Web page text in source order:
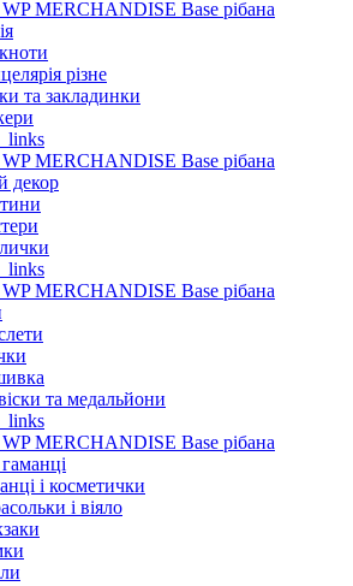
різне
та закладинки
декор
та медальйони
і косметички
і віяло